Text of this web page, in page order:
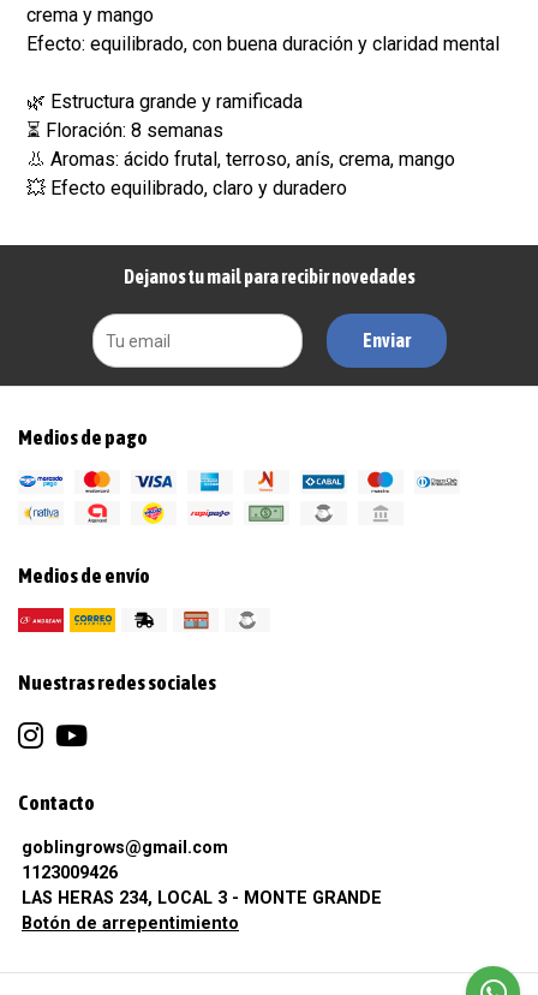
crema y mango
Efecto: equilibrado, con buena duración y claridad mental
🌿 Estructura grande y ramificada
⏳ Floración: 8 semanas
👃 Aromas: ácido frutal, terroso, anís, crema, mango
💥 Efecto equilibrado, claro y duradero
Dejanos tu mail para recibir novedades
Enviar
Medios de pago
Medios de envío
Nuestras redes sociales
Contacto
goblingrows@gmail.com
1123009426
LAS HERAS 234, LOCAL 3 - MONTE GRANDE
Botón de arrepentimiento